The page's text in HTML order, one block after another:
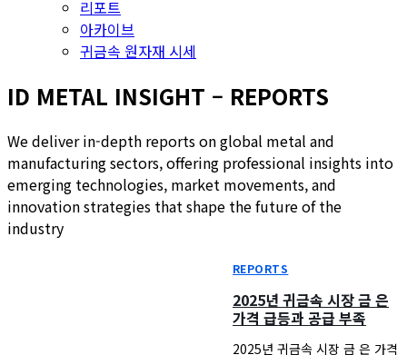
리포트
아카이브
귀금속 원자재 시세
ID METAL INSIGHT – REPORTS
We deliver in-depth reports on global metal and
manufacturing sectors, offering professional insights into
emerging technologies, market movements, and
innovation strategies that shape the future of the
industry
REPORTS
2025년 귀금속 시장 금 은
가격 급등과 공급 부족
2025년 귀금속 시장 금 은 가격